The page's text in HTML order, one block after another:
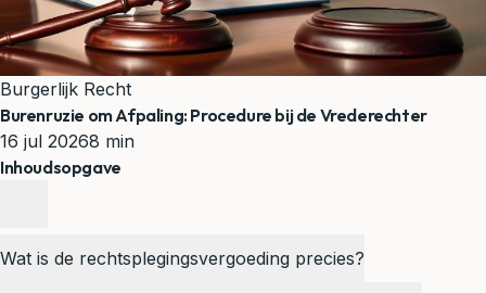
Burgerlijk Recht
Burenruzie om Afpaling: Procedure bij de Vrederechter
16 jul 20268 min
Inhoudsopgave
Wat is de rechtsplegingsvergoeding precies?